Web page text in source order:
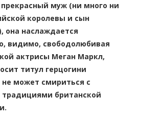
прекрасный муж (ни много ни
королевы и сын
она наслаждается
видимо, свободолюбивая
актрисы Меган Маркл,
титул герцогини
не может смириться с
британской